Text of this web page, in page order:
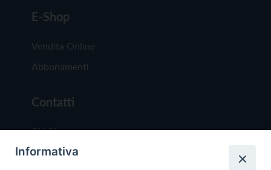
E-Shop
Vendita Online
Abbonamenti
Contatti
Chi Siamo
Redazione
Informativa